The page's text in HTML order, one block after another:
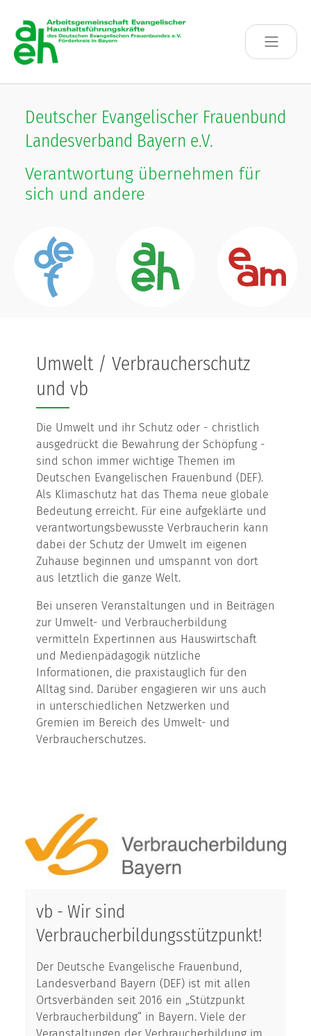
Deutscher Evangelischer Frauenbund
Landesverband Bayern e.V.
Verantwortung übernehmen für
sich und andere
Umwelt / Verbraucherschutz
und vb
Die Umwelt und ihr Schutz oder - christlich
ausgedrückt die Bewahrung der Schöpfung -
sind schon immer wichtige Themen im
Deutschen Evangelischen Frauenbund (DEF).
Als Klimaschutz hat das Thema neue globale
Bedeutung erreicht. Für eine aufgeklärte und
verantwortungsbewusste Verbraucherin kann
dabei der Schutz der Umwelt im eigenen
Zuhause beginnen und umspannt von dort
aus letztlich die ganze Welt.
Bei unseren Veranstaltungen und in Beiträgen
zur Umwelt- und Verbraucherbildung
vermitteln Expertinnen aus Hauswirtschaft
und Medienpädagogik nützliche
Informationen, die praxistauglich für den
Alltag sind. Darüber engagieren wir uns auch
in unterschiedlichen Netzwerken und
Gremien im Bereich des Umwelt- und
Verbraucherschutzes.
vb - Wir sind
Verbraucherbildungsstützpunkt!
Der Deutsche Evangelische Frauenbund,
Landesverband Bayern (DEF) ist mit allen
Ortsverbänden seit 2016 ein „Stützpunkt
Verbraucherbildung“ in Bayern. Viele der
Veranstaltungen der Verbraucherbildung im